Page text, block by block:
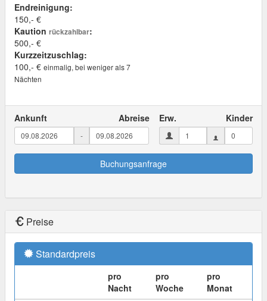
Endreinigung:
150,- €
Kaution rückzahlbar:
500,- €
Kurzzeitzuschlag:
100,- € einmalig, bei weniger als 7
Nächten
Ankunft Abreise
-
Erw. Kinder
Buchungsanfrage
Preise
Standardpreis
pro
Nacht
pro
Woche
pro
Monat